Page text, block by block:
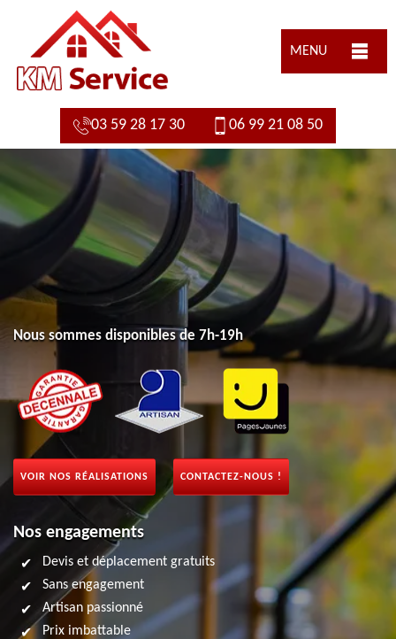
MENU
03 59 28 17 30 06 99 21 08 50
Nous sommes disponibles de 7h-19h
VOIR NOS RÉALISATIONS CONTACTEZ-NOUS !
Nos engagements
Devis et déplacement gratuits
Sans engagement
Artisan passionné
Prix imbattable